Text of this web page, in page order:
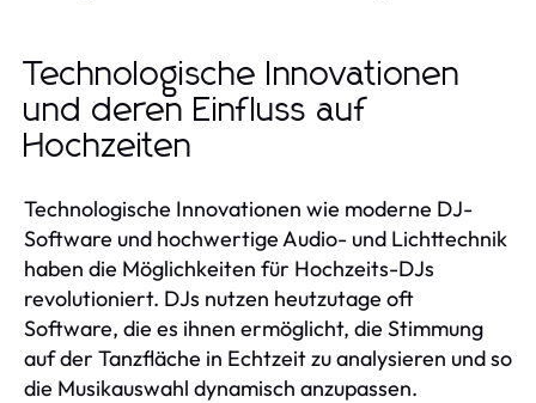
Technologische Innovationen
und deren Einfluss auf
Hochzeiten
Technologische Innovationen wie moderne DJ-
Software und hochwertige Audio- und Lichttechnik
haben die Möglichkeiten für Hochzeits-DJs
revolutioniert. DJs nutzen heutzutage oft
Software, die es ihnen ermöglicht, die Stimmung
auf der Tanzfläche in Echtzeit zu analysieren und so
die Musikauswahl dynamisch anzupassen.